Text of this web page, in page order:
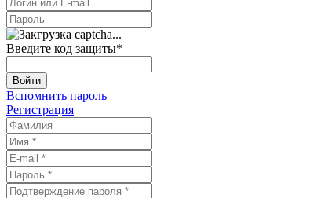
Введите код защиты*
Войти
Вспомнить пароль
Регистрация